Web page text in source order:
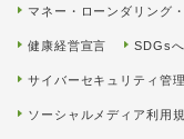
マネー・ローンダリング
健康経営宣言 SDGs
サイバーセキュリティ管
ソーシャルメディア利用